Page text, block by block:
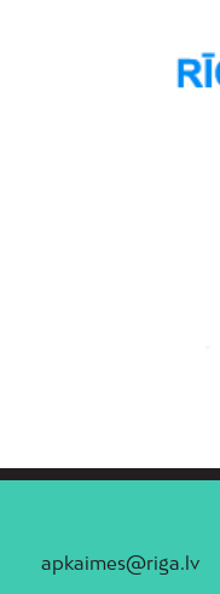
apkaimes@riga.lv